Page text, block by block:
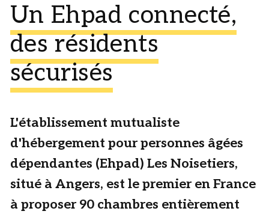
Un Ehpad connecté,
des résidents
sécurisés
L'établissement mutualiste
d'hébergement pour personnes âgées
dépendantes (Ehpad) Les Noisetiers,
situé à Angers, est le premier en France
à proposer 90 chambres entièrement